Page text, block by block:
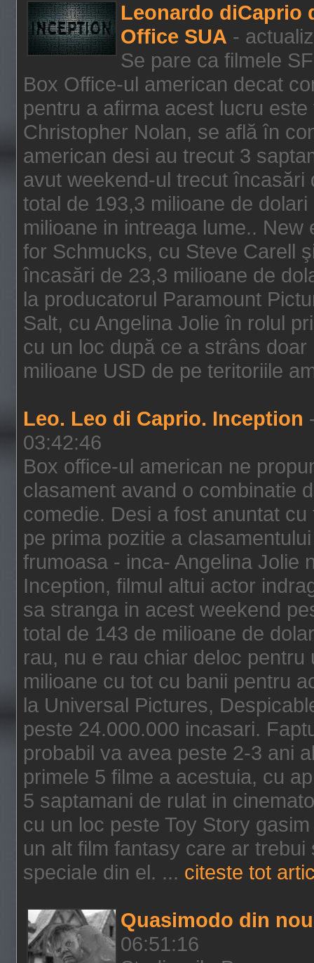
Leonardo diCaprio
Office SUA -
Se pare ca filmele
Box Office-ul american decat
pentru a afirma acest lucru
Christopher Nolan, se află în
american desi au trecut 3
avut weekend-ul trecut încasări
total de 193,3 milioane de
milioane in intreaga lume..
for Schmucks, cu Steve Carell
încasări de 23,3 milioane de
la producatorul Paramount
Salt, cu Angelina Jolie în rolul
cu un loc după ce a strâns
milioane USD de pe teritoriile
Leo. Leo di Caprio. Inception
03:42:46
Box office-ul american ne
clasament avand o combinatie
comedie. Desi a fost anuntat
pe prima pozitie a
frumoasa - inca- Angelina Jolie
Inception, filmul altui actor
sa stranga in acest weekend
total de 143 de milioane de
rau, nu e rau chiar deloc
milioane cu tot cu banii pentru
la Universal Pictures,
peste 24.000.000 incasari.
probabil va avea peste 2-3 ani
primele 5 filme a acestuia, cu
5 saptamani de rulat in
cu un loc peste Toy Story
un alt film fantasy care ar
speciale din el. ... citeste tot
Quasimodo din
06:51:16